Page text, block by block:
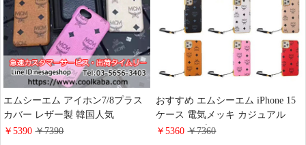
エムシーエム アイホン7/8プラス
カバー レザー製 韓国人気
iphone8/Xケース ジャケットケー
￥5390￥7390
おすすめ エムシーエム iPhone 15
ケース 電気メッキ カジュアル
iPhone 14 プロマックスケース レ
￥5360￥7360